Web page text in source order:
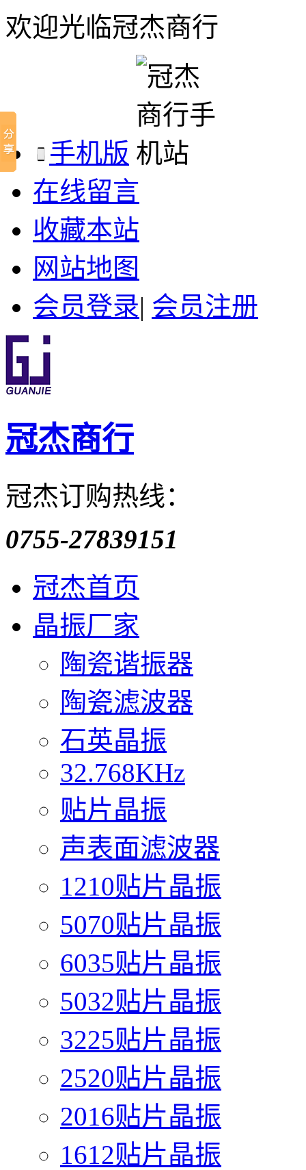
欢迎光临冠杰商行
手机版
在线留言
收藏本站
网站地图
会员登录| 会员注册
冠杰商行
冠杰订购热线：
0755-27839151
冠杰首页
晶振厂家
陶瓷谐振器
陶瓷滤波器
石英晶振
32.768KHz
贴片晶振
声表面滤波器
1210贴片晶振
5070贴片晶振
6035贴片晶振
5032贴片晶振
3225贴片晶振
2520贴片晶振
2016贴片晶振
1612贴片晶振